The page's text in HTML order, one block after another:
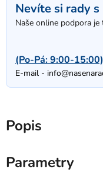
Nevíte si rady s
Naše online podpora je
(Po-Pá: 9:00-
E-mail -
Popis
Parametry